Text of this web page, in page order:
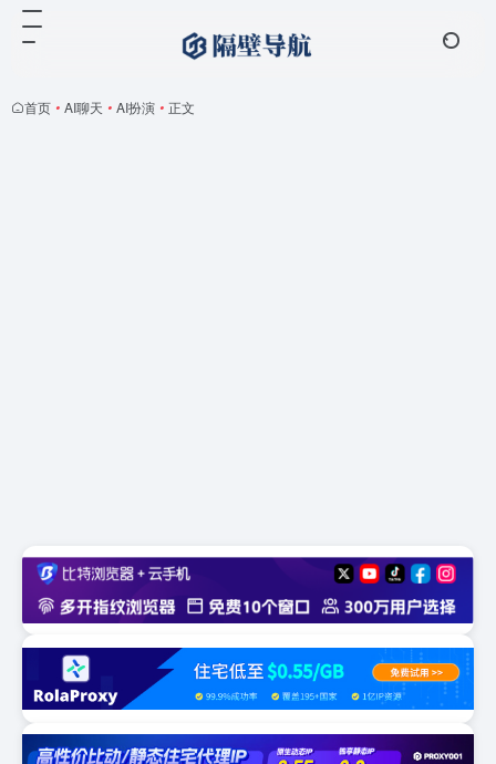
首页 • AI聊天 • AI扮演 • 正文